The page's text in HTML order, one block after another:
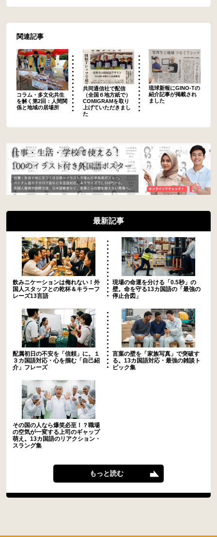
関連記事
コラム・多文化共生
を解く第2回：人間関
係と地域の居場所
共同通信社で配信
（全国６地方紙で）
COMIGRAMを取り
上げていただきまし
た
琉球新報にGINO-Tの
紹介記事が掲載され
ました
最新記事
飲みニケーションは侮れない！外
国人スタッフとの乾杯＆キラーフ
レーズ13言語
現場の命運を分ける「0.5秒」の
壁。命を守る13カ国語の「最強の
停止合図」
配属初日の不安を「信頼」に。１
３カ国語対応・心を掴む「自己紹
介」フレーズ
言葉の壁を「家族写真」で突破す
る。13カ国語対応・最強の雑談ト
ピック集
その国の人なら爆笑必至！？職場
の空気が一変する上司のギャップ
萌え。13カ国語のリアクション・
スラング集
もっと読む